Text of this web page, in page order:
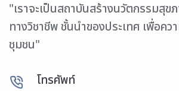
"เราจะเป็นสถาบันสร้างนวัตกรรมสุข
ทางวิชาชีพ ชั้นนำของประเทศ เพื่อคว
ชุมชน"
โทรศัพท์